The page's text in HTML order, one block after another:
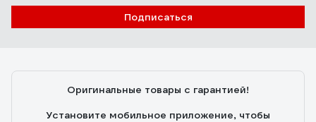
Подписаться
Оригинальные товары с гарантией!
Установите мобильное приложение, чтобы